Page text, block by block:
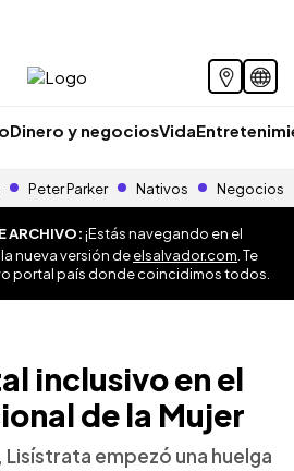
Dinero y negociosVida
Peter Parker Nativos Negocios
ARCHIVO:¡Estás navegando en el
nueva versión deelsalvador.com . Te
portal país donde coincidimos todos.
inclusivo en el
de la Mujer
Lisístrata empezó una huelga